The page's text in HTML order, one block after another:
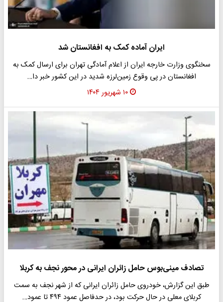
ایران آماده کمک به افغانستان شد
سخنگوی وزارت خارجه ایران از اعلام آمادگی تهران برای ارسال کمک به
افغانستان در پی وقوع زمین‌لرزه شدید در این کشور خبر دا…
۱۰ شهریور ۱۴۰۴
تصادف مینی‌بوس حامل زائران ایرانی در محور نجف به کربلا
طبق این گزارش، خودروی حامل زائران ایرانی که از شهر نجف به سمت
کربلای معلی در حال حرکت بود، در حدفاصل عمود ۴۹۴ تا عمود…